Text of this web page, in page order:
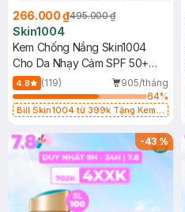
266.000 ₫495.000 ₫
Skin1004
Kem Chống Nắng Skin1004
Cho Da Nhạy Cảm SPF 50+
50ml
4.8 (119)
905/tháng
64%
Bill Skin1004 từ 399k Tặng Kem
SPF 50+ 20ml (SL Có Hạn)
-43%